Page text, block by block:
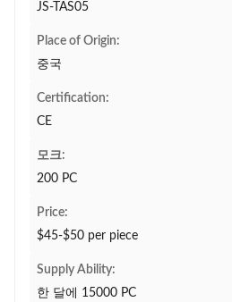
JS-TAS05
Place of Origin:
중국
Certification:
CE
모크:
200 PC
Price:
$45-$50 per piece
Supply Ability:
한 달에 15000 PC